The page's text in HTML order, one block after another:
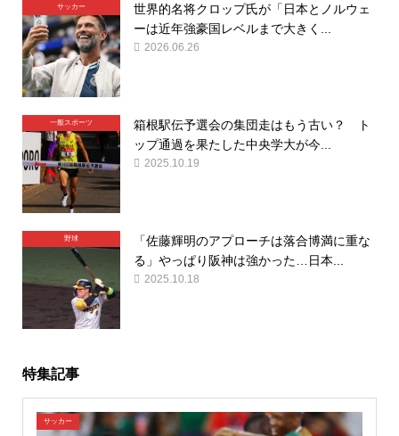
サッカー
世界的名将クロップ氏が「日本とノルウェ
ーは近年強豪国レベルまで大きく...
2026.06.26
一般スポーツ
箱根駅伝予選会の集団走はもう古い？ ト
ップ通過を果たした中央学大が今...
2025.10.19
野球
「佐藤輝明のアプローチは落合博満に重な
る」やっぱり阪神は強かった…日本...
2025.10.18
特集記事
サッカー